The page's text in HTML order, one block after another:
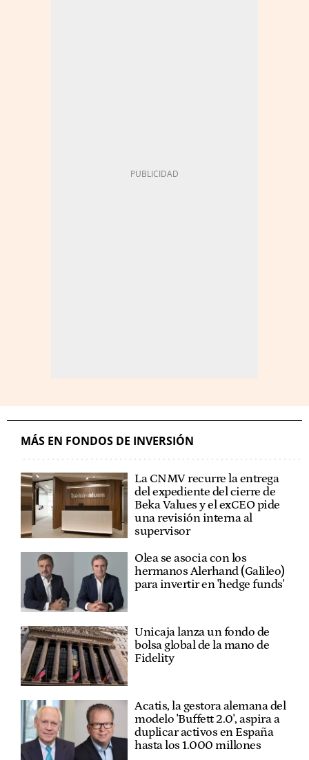
MÁS EN FONDOS DE INVERSIÓN
La CNMV recurre la entrega
del expediente del cierre de
Beka Values y el exCEO pide
una revisión interna al
supervisor
Olea se asocia con los
hermanos Alerhand (Galileo)
para invertir en 'hedge funds'
Unicaja lanza un fondo de
bolsa global de la mano de
Fidelity
Acatis, la gestora alemana del
modelo 'Buffett 2.0', aspira a
duplicar activos en España
hasta los 1.000 millones